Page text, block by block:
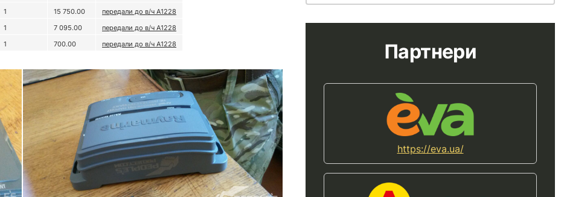
1 15 750.00
передали до в/ч А1228
1 7 095.00
передали до в/ч А1228
1 700.00 передали до в/ч А1228 Партнери
https://eva.ua/